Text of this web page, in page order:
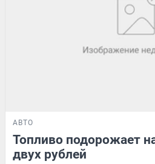
АВТО
Топливо подорожает
двух рублей